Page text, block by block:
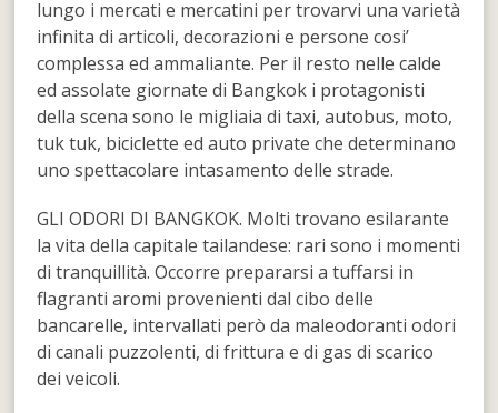
lungo i mercati e mercatini per trovarvi una varietà
infinita di articoli, decorazioni e persone cosi’
complessa ed ammaliante. Per il resto nelle calde
ed assolate giornate di Bangkok i protagonisti
della scena sono le migliaia di taxi, autobus, moto,
tuk tuk, biciclette ed auto private che determinano
uno spettacolare intasamento delle strade.
GLI ODORI DI BANGKOK. Molti trovano esilarante
la vita della capitale tailandese: rari sono i momenti
di tranquillità. Occorre prepararsi a tuffarsi in
flagranti aromi provenienti dal cibo delle
bancarelle, intervallati però da maleodoranti odori
di canali puzzolenti, di frittura e di gas di scarico
dei veicoli.